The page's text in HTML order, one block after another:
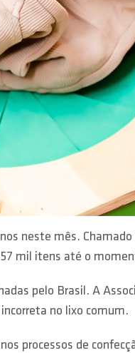
neste mês.
mil itens até o
pelo Brasil. A
no lixo comum.
processos de